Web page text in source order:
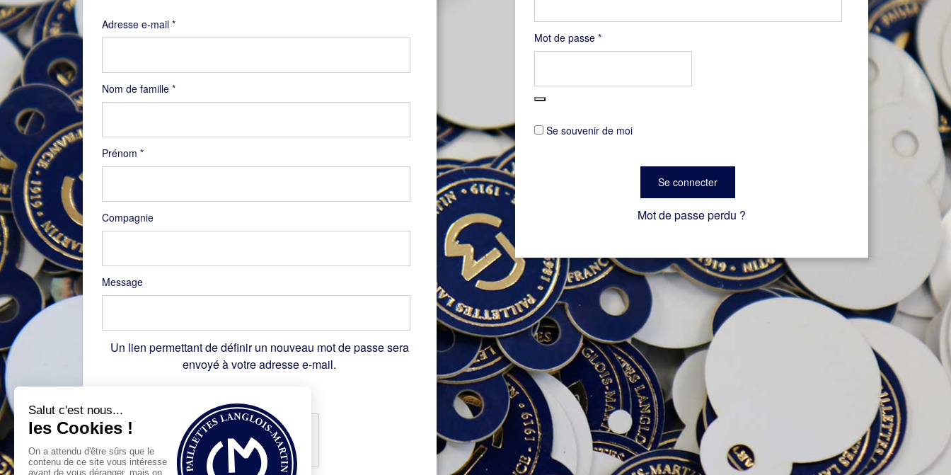
Mot de passe *Obligatoire
Se souvenir de moi
Se connecter
Mot de passe perdu ?
Nom de famille *
Prénom *
Compagnie
Message
Adresse e-mail *Obligatoire
Un lien permettant de définir un nouveau mot de passe sera
envoyé à votre adresse e-mail.